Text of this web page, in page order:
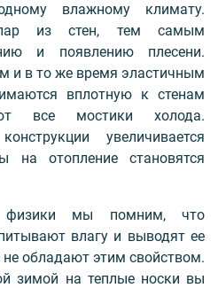
влажному климату.
пар из стен, тем самым
и появлению плесени.
и в то же время эластичным
вплотную к стенам
все мостики холода.
увеличивается
на отопление становятся
физики мы помним, что
влагу и выводят ее
не обладают этим свойством.
зимой на теплые носки вы